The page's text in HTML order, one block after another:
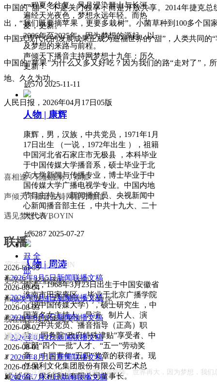
中国的“甜”，不是关门独享，而是开放共享。2014年捷克
出，“我们既要摘苹果，更要多栽树”。小菌草种到100多个
中国式现代化的发展成果正成为造福世界的“甜”，人类共同的
中国的“苹果”为什么又多又好吃？因为我们的路“走对了”，
地、久久为功。
人民日报，2026年04月17日05版
一程夏冬往复，风月浸染群山与长河。
遍经天光夜色，梦想永远年轻。而热
爱，更新。
2006年至2025年，因为梦想的源起，以
及梦想的来路与前程。
声倾天下播音主持网梦想十九年：历久
更新！
넶570 2025-11-11
人物 | 康辉
康辉，男，汉族，中共党员，1971年1月
17日出生 （一说，1972年出生 ），祖籍
中国河北省石家庄市无极县 ，本科毕业
于中国传媒大学播音系，硕士毕业于北
京大学新闻与传播专业，博士毕业于中
国传媒大学广播电视学专业。中国内地
节目主持人、新闻播音员、央视新闻中
心新闻播音部主任 ，中共十九大、二十
大代表 。
넶6287 2025-07-27
人物 | 周涛
周涛，1968年3月23日出生于中国安徽省
淮南市田家庵区 ，毕业于北京广播学院
（现中国传媒大学），硕士研究生 ，中
国著名女主持人、导演、制片人、演
员、中共党员、播音指导（正高）职
称 、国务院“政府特殊津贴”享受者、中
宣部“四个一批”人才、“五一”劳动奖
章 、中国青年“五四”奖章的获得者。现
任保利文化集团股份有限公司艺术总
监、保利演出有限公司董事长。
喜相逢！轻触图标，添加
声倾天下播音主持网官方微信
遇见梦想：VBOYIN
更亲近！轻触图标，访问
声倾天下播音主持网官方小程序
或在微信搜索声倾天下
넳 넲
联播
뀹 全
部
2026-08-05
ꂓ 2026年8月5日新闻联播文稿
2026-08-04
ꂓ 2026年8月4日新闻联播文稿
2026-08-03
ꂓ 2026年8月3日新闻联播文稿
2026-08-02
ꂓ 2026年8月2日新闻联播文稿
2026-08-01
ꂓ 2026年8月1日新闻联播文稿
2026-07-31
ꂓ 2026年7月31日新闻联播文稿
官方微信：VBOYIN
遇见梦想
现在，关注声倾天下播音主持网内容矩阵。世界再大，因为梦想，我们